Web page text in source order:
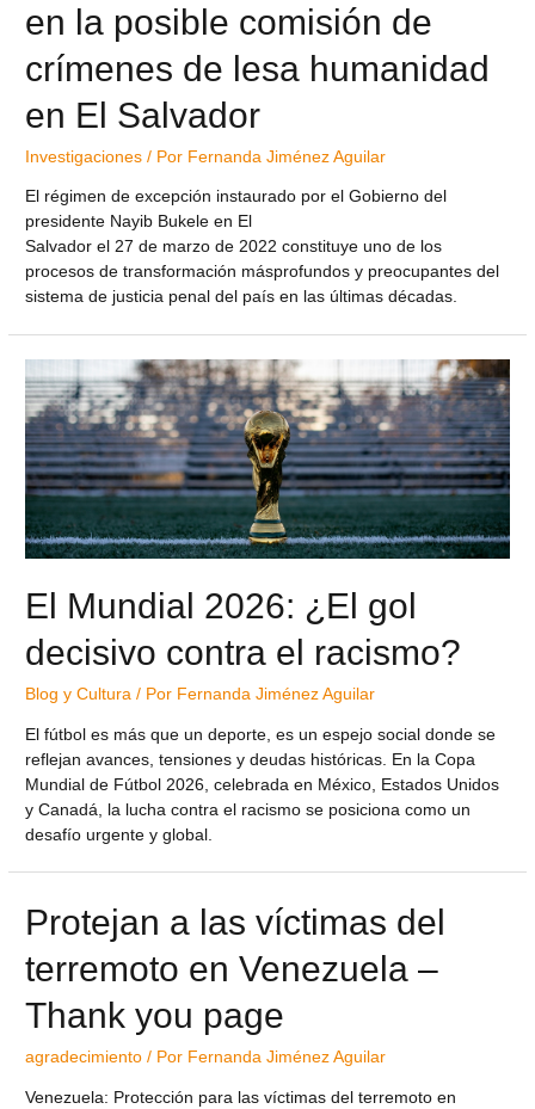
en la posible comisión de
crímenes de lesa humanidad
en El Salvador
Investigaciones / Por Fernanda Jiménez Aguilar
El régimen de excepción instaurado por el Gobierno del
presidente Nayib Bukele en El
Salvador el 27 de marzo de 2022 constituye uno de los
procesos de transformación másprofundos y preocupantes del
sistema de justicia penal del país en las últimas décadas.
El Mundial 2026: ¿El gol
decisivo contra el racismo?
Blog y Cultura / Por Fernanda Jiménez Aguilar
El fútbol es más que un deporte, es un espejo social donde se
reflejan avances, tensiones y deudas históricas. En la Copa
Mundial de Fútbol 2026, celebrada en México, Estados Unidos
y Canadá, la lucha contra el racismo se posiciona como un
desafío urgente y global.
Protejan a las víctimas del
terremoto en Venezuela –
Thank you page
agradecimiento / Por Fernanda Jiménez Aguilar
Venezuela: Protección para las víctimas del terremoto en